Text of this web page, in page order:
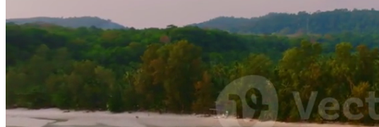
Videos
Motion graphics
Redactionele Afbeeldingen
Redactionele Evenementen